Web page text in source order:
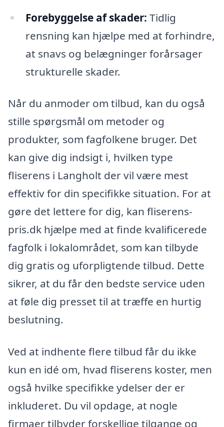
Forebyggelse af skader: Tidlig
rensning kan hjælpe med at forhindre,
at snavs og belægninger forårsager
strukturelle skader.
Når du anmoder om tilbud, kan du også
stille spørgsmål om metoder og
produkter, som fagfolkene bruger. Det
kan give dig indsigt i, hvilken type
fliserens i Langholt der vil være mest
effektiv for din specifikke situation. For at
gøre det lettere for dig, kan fliserens-
pris.dk hjælpe med at finde kvalificerede
fagfolk i lokalområdet, som kan tilbyde
dig gratis og uforpligtende tilbud. Dette
sikrer, at du får den bedste service uden
at føle dig presset til at træffe en hurtig
beslutning.
Ved at indhente flere tilbud får du ikke
kun en idé om, hvad fliserens koster, men
også hvilke specifikke ydelser der er
inkluderet. Du vil opdage, at nogle
firmaer tilbyder forskellige tilgange og